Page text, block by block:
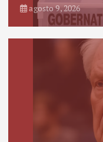
agosto 9, 2026